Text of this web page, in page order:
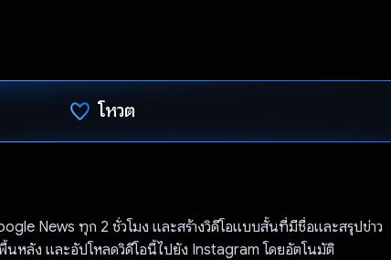
โหวต
News ทุก 2 ชั่วโมง และสร้างวิดีโอแบบสั้นที่มีชื่อและสรุปข่าว
นหลัง และอัปโหลดวิดีโอนี้ไปยัง Instagram โดยอัตโนมัติ